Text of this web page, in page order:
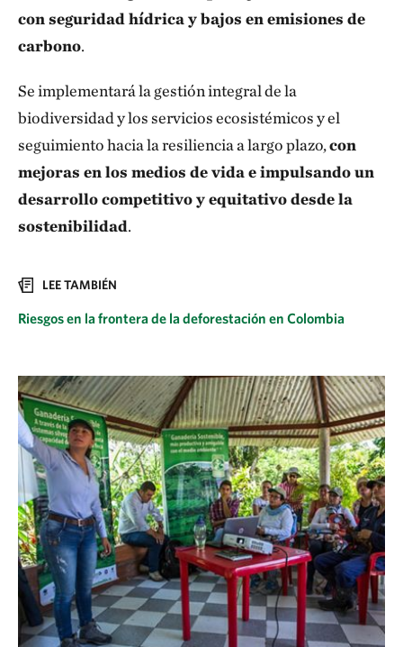
con seguridad hídrica y bajos en emisiones de
carbono.
Se implementará la gestión integral de la
biodiversidad y los servicios ecosistémicos y el
seguimiento hacia la resiliencia a largo plazo,con
mejoras en los medios de vida e impulsando un
desarrollo competitivo y equitativo desde la
sostenibilidad.
LEE TAMBIÉN
Riesgos en la frontera de la deforestación en Colombia